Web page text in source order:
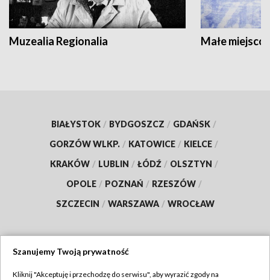
Muzealia Regionalia Małe
BIAŁYSTOK / BYDGOSZCZ / GDAŃSK /
GORZÓW WLKP. / KATOWICE / KIELCE /
KRAKÓW / LUBLIN / ŁÓDŹ / OLSZTYN /
OPOLE / POZNAŃ / RZESZÓW /
SZCZECIN / WARSZAWA / WROCŁAW
Szanujemy Twoją prywatność
Kliknij "Akceptuję i przechodzę do serwisu", aby wyrazić zgody na